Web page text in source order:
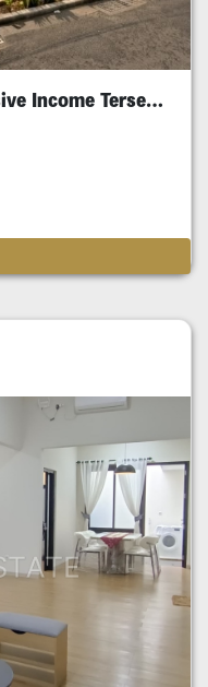
Jalan Arjuno Komersil Passive Income Tersewa